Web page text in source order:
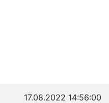
17.08.2022 14:56:00